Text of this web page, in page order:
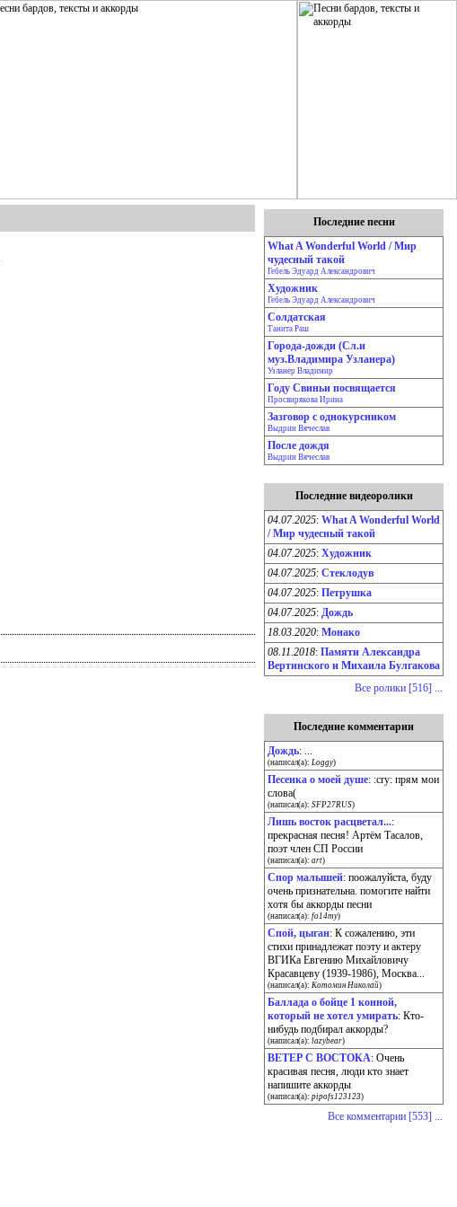
Последние песни
What A Wonderful World / Мир
чудесный такой
Гебель Эдуард Александрович
Художник
Гебель Эдуард Александрович
Солдатская
Танита Раш
Города-дожди (Сл.и
муз.Владимира Узланера)
Узланер Владимир
Году Свиньи посвящается
Просвирякова Ирина
Зазговор с однокурсником
Выдрин Вячеслав
После дождя
Выдрин Вячеслав
Последние видеоролики
04.07.2025: What A Wonderful World
/ Мир чудесный такой
04.07.2025: Художник
04.07.2025: Стеклодув
04.07.2025: Петрушка
04.07.2025: Дождь
18.03.2020: Монако
08.11.2018: Памяти Александра
Вертинского и Михаила Булгакова
Все ролики [516] ...
Последние комментарии
Дождь: ...
(написал(а): Loggy)
Песенка о моей душе: :cry: прям мои
слова(
(написал(а): SFP27RUS)
Лишь восток расцветал...:
прекрасная песня! Артём Тасалов,
поэт член СП России
(написал(а): art)
Спор малышей: поожалуйста, буду
очень признательна. помогите найти
хотя бы аккорды песни
(написал(а): fo14my)
Спой, цыган: К сожалению, эти
стихи принадлежат поэту и актеру
ВГИКа Евгению Михайловичу
Красавцеву (1939-1986), Москва...
(написал(а): Котомин Николай)
Баллада о бойце 1 конной,
который не хотел умирать: Кто-
нибудь подбирал аккорды?
(написал(а): lazybear)
ВЕТЕР С ВОСТОКА: Очень
красивая песня, люди кто знает
напишите аккорды
(написал(а): pipofs123123)
Все комментарии [553] ...